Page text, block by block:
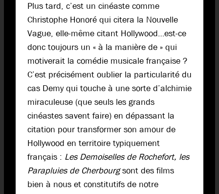
Plus tard, c’est un cinéaste comme
Christophe Honoré qui citera la Nouvelle
Vague, elle-même citant Hollywood…est-ce
donc toujours un « à la manière de » qui
motiverait la comédie musicale française ?
C’est précisément oublier la particularité du
cas Demy qui touche à une sorte d’alchimie
miraculeuse (que seuls les grands
cinéastes savent faire) en dépassant la
citation pour transformer son amour de
Hollywood en territoire typiquement
français : Les Demoiselles de Rochefort, les
Parapluies de Cherbourgsont des films
bien à nous et constitutifs de notre